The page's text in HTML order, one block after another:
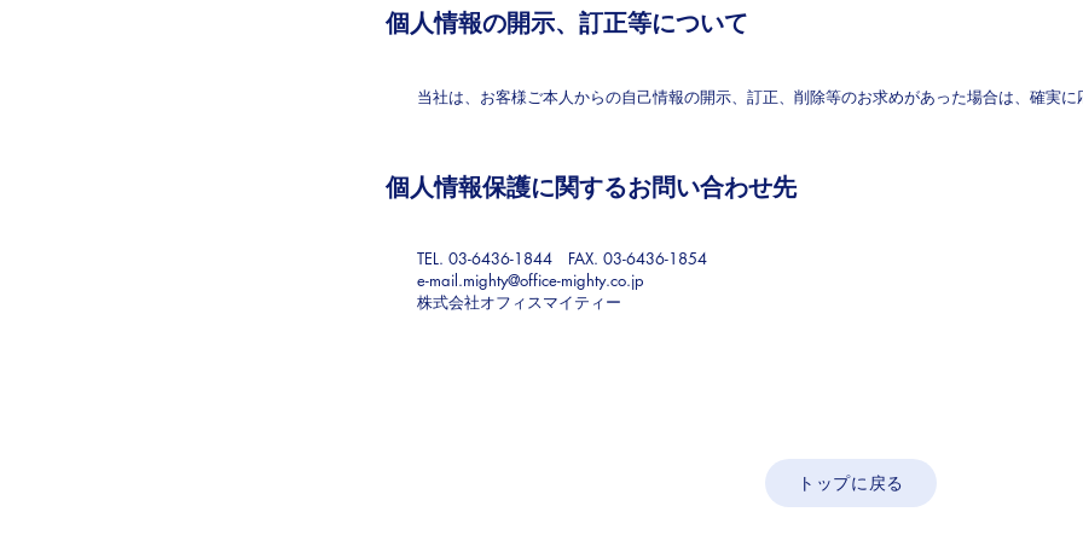
トップに戻る
個人情報の開示、訂正等について
当社は、お客様ご本人からの自己情報の開示、訂正、削除等のお求めがあった場合は、確実に
個人情報保護に関するお問い合わせ先
TEL. 03-6436-1844 FAX. 03-6436-1854
e-mail.mighty@office-mighty.co.jp
株式会社オフィスマイティー